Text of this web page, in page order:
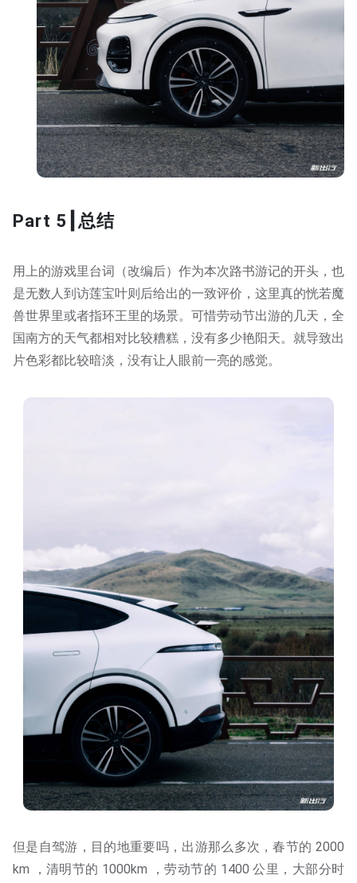
Part 5┃总结
用上的游戏里台词（改编后）作为本次路书游记的开头，也
是无数人到访莲宝叶则后给出的一致评价，这里真的恍若魔
兽世界里或者指环王里的场景。可惜劳动节出游的几天，全
国南方的天气都相对比较糟糕，没有多少艳阳天。就导致出
片色彩都比较暗淡，没有让人眼前一亮的感觉。
但是自驾游，目的地重要吗，出游那么多次，春节的 2000
km ，清明节的 1000km ，劳动节的 1400 公里，大部分时